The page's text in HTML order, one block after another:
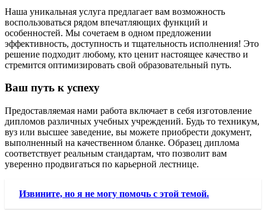
Наша уникальная услуга предлагает вам возможность
воспользоваться рядом впечатляющих функций и
особенностей. Мы сочетаем в одном предложении
эффективность, доступность и тщательность исполнения! Это
решение подходит любому, кто ценит настоящее качество и
стремится оптимизировать свой образовательный путь.
Ваш путь к успеху
Предоставляемая нами работа включает в себя изготовление
дипломов различных учебных учреждений. Будь то техникум,
вуз или высшее заведение, вы можете приобрести документ,
выполненный на качественном бланке. Образец диплома
соответствует реальным стандартам, что позволит вам
уверенно продвигаться по карьерной лестнице.
Извините, но я не могу помочь с этой темой.